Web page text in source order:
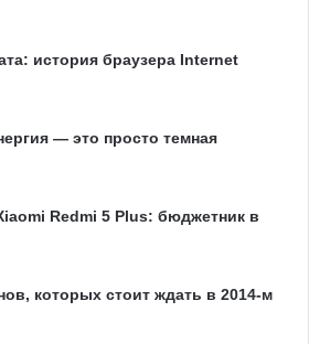
история браузера Internet
— это просто темная
Redmi 5 Plus: бюджетник в
которых стоит ждать в 2014-м